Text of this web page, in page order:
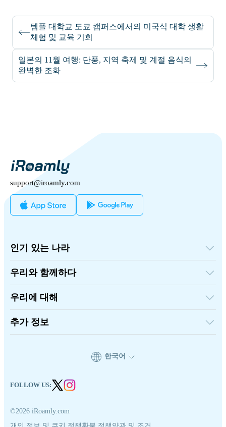
템플 대학교 도쿄 캠퍼스에서의 미국식 대학 생활
체험 및 교육 기회
일본의 11월 여행: 단풍, 지역 축제 및 계절 음식의
완벽한 조화
support@iroamly.com
인기 있는 나라
영국
터키
프랑스
태국
일본
이탈리아
인도
우리와 함께하다
추천하고 벌다
제휴 프로그램
API 문서
우리에 대해
연락처
추가 정보
©2026 iRoamly.com
한국어
FOLLOW US: